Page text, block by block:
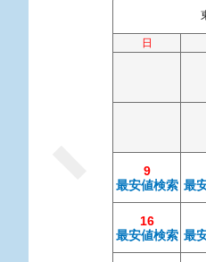
日
9
最安値検索 最
16
最安値検索 最